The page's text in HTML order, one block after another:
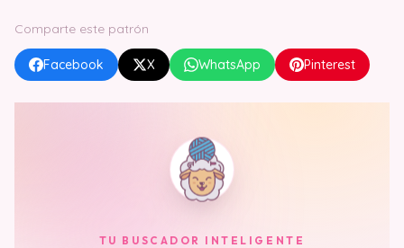
Comparte este patrón
Facebook X WhatsApp Pinterest
TU BUSCADOR INTELIGENTE